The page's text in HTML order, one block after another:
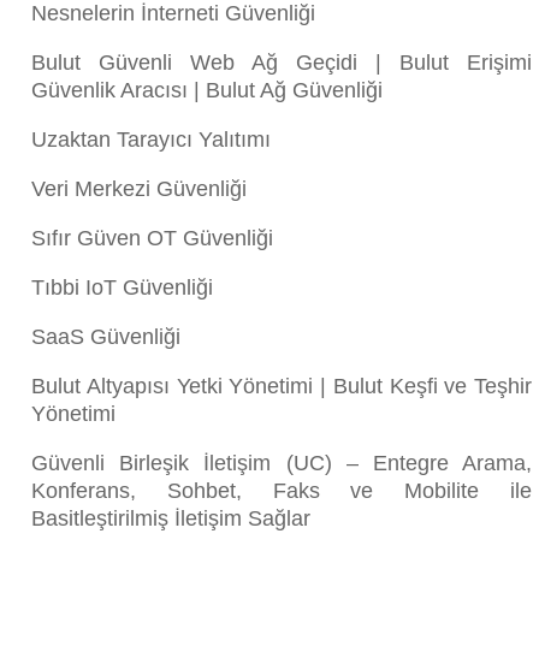
Nesnelerin İnterneti Güvenliği
Bulut Güvenli Web Ağ Geçidi | Bulut Erişimi
Güvenlik Aracısı | Bulut Ağ Güvenliği
Uzaktan Tarayıcı Yalıtımı
Veri Merkezi Güvenliği
Sıfır Güven OT Güvenliği
Tıbbi IoT Güvenliği
SaaS Güvenliği
Bulut Altyapısı Yetki Yönetimi | Bulut Keşfi ve Teşhir
Yönetimi
Güvenli Birleşik İletişim (UC) – Entegre Arama,
Konferans, Sohbet, Faks ve Mobilite ile
Basitleştirilmiş İletişim Sağlar